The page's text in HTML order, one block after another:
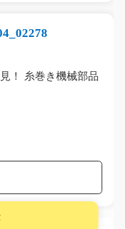
！ 糸巻き機械部品